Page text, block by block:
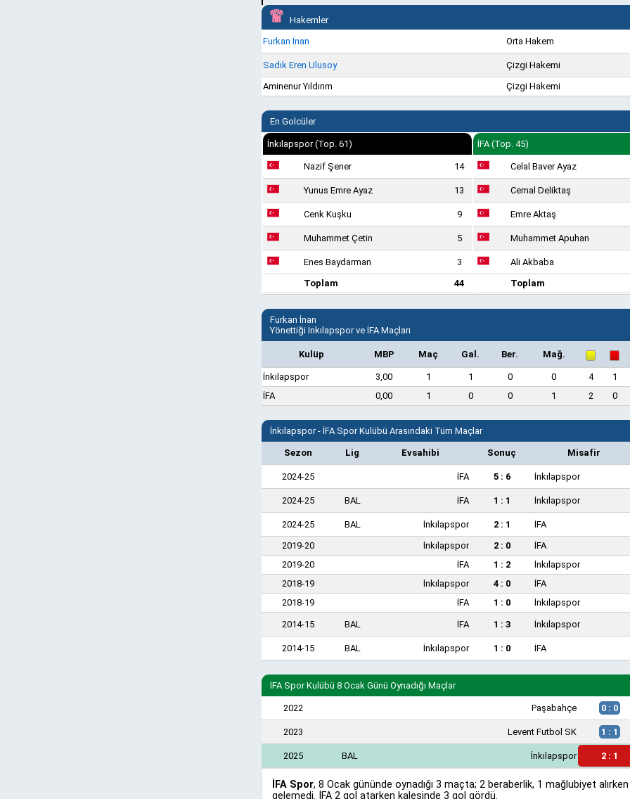
Hakemler
Furkan İnan
Orta Hakem
Sadık Eren Ulusoy
Çizgi Hakemi
Aminenur Yıldırım
Çizgi Hakemi
En Golcüler
İnkılapspor (Top. 61)
Nazif Şener 14
Yunus Emre Ayaz 13
Cenk Kuşku 9
Muhammet Çetin 5
Enes Baydarman
3
Toplam
44
İFA (Top. 45)
Celal Baver Ayaz
Cemal Deliktaş
Emre Aktaş
Muhammet Apuhan
Ali Akbaba
Toplam
Furkan İnan
Yönettiği İnkılapspor ve İFA Maçları
Kulüp MBP Maç Gal. Ber. Mağ.
İnkılapspor 3,00 1 1 0 0 4
1
İFA
0,00 1 0 0 1 2 0
İnkılapspor - İFA Spor Kulübü Arasındaki Tüm Maçlar
Sezon Lig Evsahibi Sonuç Misafir
2024-25 İFA 5 : 6 İnkılapspor
2024-25 BAL İFA 1 : 1 İnkılapspor
2024-25 BAL İnkılapspor 2 : 1
İFA
2019-20
İnkılapspor 2 : 0
İFA
2019-20
İFA 1 : 2
İnkılapspor
2018-19
İnkılapspor 4 : 0
İFA
2018-19
İFA 1 : 0 İnkılapspor
2014-15 BAL İFA 1 : 3 İnkılapspor
2014-15 BAL İnkılapspor 1 : 0 İFA
İFA Spor Kulübü 8 Ocak Günü Oynadığı Maçlar
2022 Paşabahçe 0 : 0
2023 Levent Futbol SK 1 : 1
2025 BAL İnkılapspor 2 : 1
İFA Spor, 8 Ocak gününde oynadığı 3 maçta; 2 beraberlik, 1 mağlubiyet
gelemedi. İFA 2 gol atarken kalesinde 3 gol gördü.